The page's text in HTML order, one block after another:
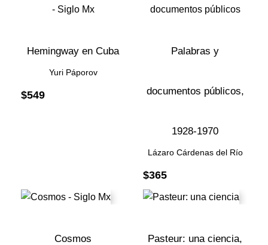
Hemingway en Cuba
Yuri Páporov
$549
Palabras y
documentos públicos,
1928-1970
Lázaro Cárdenas del Río
$365
Cosmos Pasteur: una ciencia,